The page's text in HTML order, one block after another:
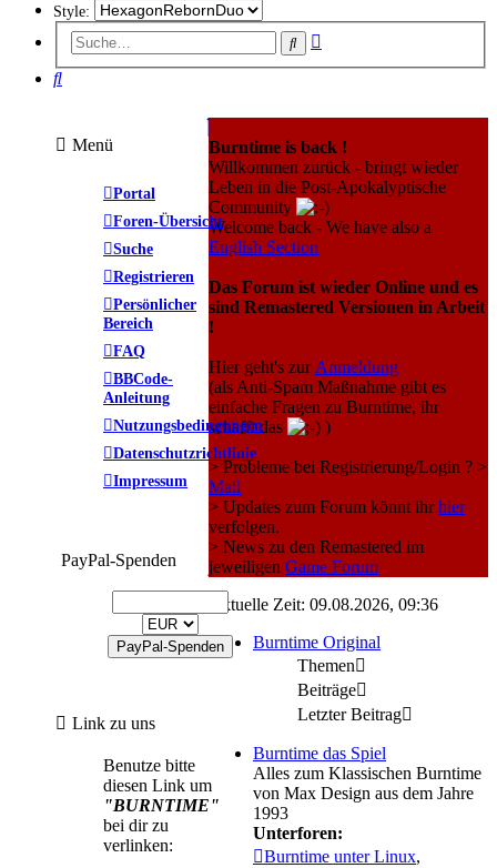
Style:
Suche
Suche
Burntime is back !
Willkommen zurück - bringt wieder
Leben in die Post-Apokalyptische
Community
Welcome back - We have also a
English Section
Das Forum ist wieder Online und es
sind Remastered Versionen in Arbeit
!
Hier geht's zurAnmeldung
(als Anti-Spam Maßnahme gibt es
einfache Fragen zu Burntime, ihr
schafft das
)
> Probleme bei Registrierung/Login ? >
Mail
> Updates zum Forum könnt ihrhier
verfolgen.
> News zu den Remastered im
jeweiligen Game Forum
Aktuelle Zeit: 09.08.2026, 09:36
Burntime Original
Themen
Beiträge
Letzter Beitrag
Burntime das Spiel
Alles zum Klassischen Burntime
von Max Design aus dem Jahre
1993
Unterforen:
Burntime unter Linux,
Menü
Portal
Foren-Übersicht
Suche
Registrieren
Persönlicher
Bereich
FAQ
BBCode-
Anleitung
Nutzungsbedingungen
Datenschutzrichtlinie
Impressum
PayPal-Spenden
Link zu uns
Benutze bitte
diesen Link um
"BURNTIME"
bei dir zu
verlinken: